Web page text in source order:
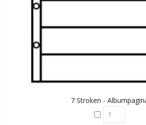
7 Stroken -